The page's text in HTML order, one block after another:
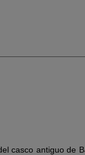
casco antiguo de